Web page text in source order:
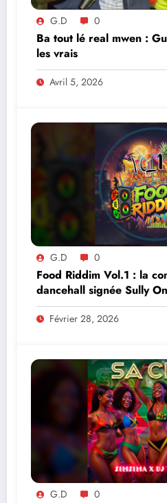
G.D 0
Ba tout lé real mwen :
les vrais
Avril 5, 2026
G.D 0
Food Riddim Vol.1 : la
dancehall signée Sully
Février 28, 2026
G.D 0